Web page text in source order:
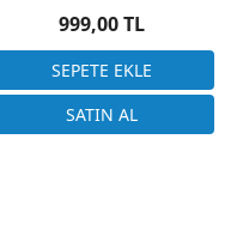
999,00 TL